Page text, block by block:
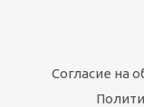
Согласие на